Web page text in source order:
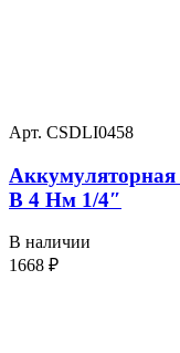
Арт. CSDLI0458
Аккумуляторная
В 4 Нм 1/4″
В наличии
1668 ₽